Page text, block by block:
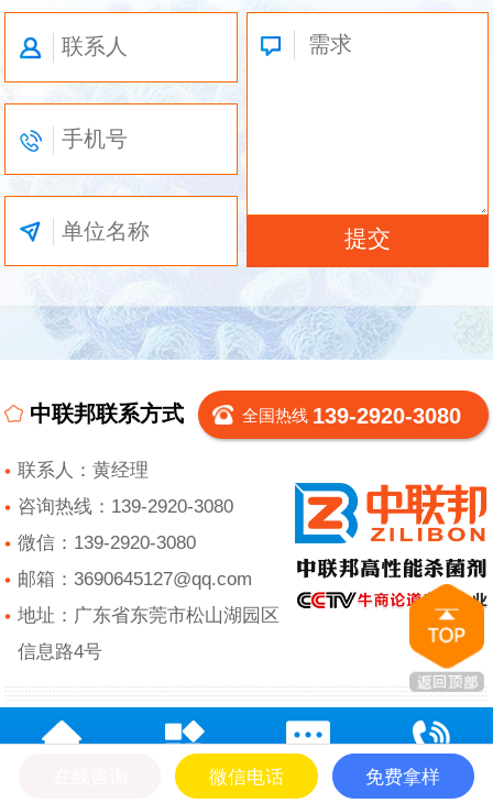
中联邦联系方式 全国热线 139-2920-3080
联系人：黄经理
咨询热线：139-2920-3080
微信：139-2920-3080
邮箱：3690645127@qq.com
地址：广东省东莞市松山湖园区
信息路4号
产品中心 在线留言 电话咨询
微信电话 免费拿样